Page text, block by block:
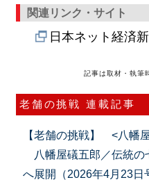
関連リンク・サイト
日本ネット経済
記事は取材・執筆
老舗の挑戦 連載記事
【老舗の挑戦】 <八幡
八幡屋礒五郎／伝統の
へ展開（2026年4月23日